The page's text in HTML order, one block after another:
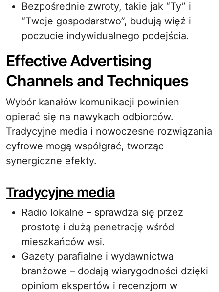
Bezpośrednie zwroty, takie jak “Ty” i
“Twoje gospodarstwo”, budują więź i
poczucie indywidualnego podejścia.
Effective Advertising
Channels and Techniques
Wybór kanałów komunikacji powinien
opierać się na nawykach odbiorców.
Tradycyjne media i nowoczesne rozwiązania
cyfrowe mogą współgrać, tworząc
synergiczne efekty.
Tradycyjne media
Radio lokalne – sprawdza się przez
prostotę i dużą penetrację wśród
mieszkańców wsi.
Gazety parafialne i wydawnictwa
branżowe – dodają wiarygodności dzięki
opiniom ekspertów i recenzjom w